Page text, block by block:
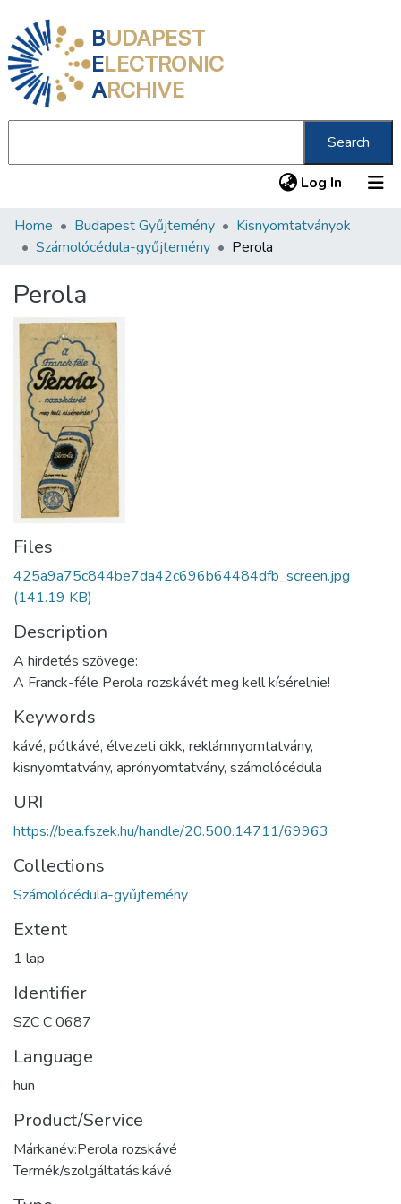
BUDAPEST
ELECTRONIC
ARCHIVE
Search
Log In (current)
Communities & Collections
Statistics
About us
Home Budapest Gyűjtemény
Kisnyomtatványok
Számolócédula-gyűjtemény
Perola
Perola
Files
425a9a75c844be7da42c696b64484dfb_screen.jpg
(141.19 KB)
Description
A hirdetés szövege:
A Franck-féle Perola rozskávét meg kell kísérelnie!
Keywords
kávé, pótkávé, élvezeti cikk, reklámnyomtatvány,
kisnyomtatvány, aprónyomtatvány, számolócédula
URI
https://bea.fszek.hu/handle/20.500.14711/69963
Collections
Számolócédula-gyűjtemény
Extent
1 lap
Identifier
SZC C 0687
Language
hun
Product/Service
Márkanév:Perola rozskávé
Termék/szolgáltatás:kávé